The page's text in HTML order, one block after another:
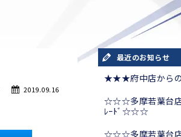
2019.09.16
最近のお知らせ
★★★府中店から
☆☆☆多摩若葉台店
ﾚｰﾄﾞ☆☆☆
☆☆☆多摩若葉台店